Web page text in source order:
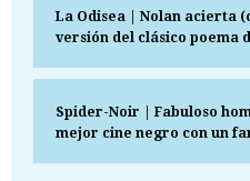
La Odisea | Nolan acierta
versión del clásico poema
Spider-Noir | Fabuloso
mejor cine negro con un